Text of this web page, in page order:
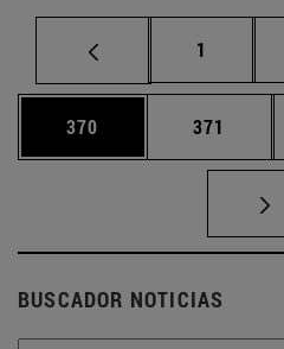
Página
1
Página
370 Página
371
BUSCADOR NOTICIAS